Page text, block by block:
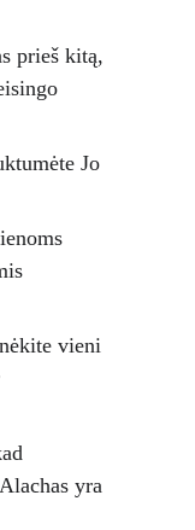
prieš kitą,
Jo
vieni
yra